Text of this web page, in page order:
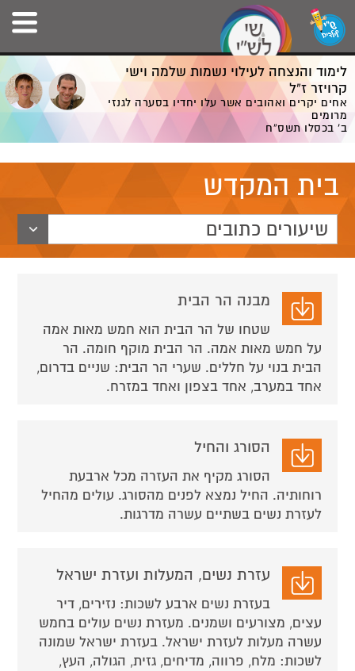
לימוד והנצחה לעילוי נשמות שלמה וישי
קרויזר ז”ל
אחים יקרים ואהובים אשר עלו יחדיו בסערה לגנזי
מרומים
ב' בכסלו תשס”ח
בית המקדש
שיעורים כתובים
מבנה הר הבית
שטחו של הר הבית הוא חמש מאות אמה
על חמש מאות אמה. הר הבית מוקף חומה. הר
הבית בנוי על חללים. שערי הר הבית: שניים בדרום,
אחד במערב, אחד בצפון ואחד במזרח.
הסורג והחיל
הסורג מקיף את העזרה מכל ארבעת
רוחותיה. החיל נמצא לפנים מהסורג. עולים מהחיל
לעזרת נשים בשתיים עשרה מדרגות.
עזרת נשים, המעלות ועזרת ישראל
בעזרת נשים ארבע לשכות: נזירים, דיר
עצים, מצורעים ושמנים. מעזרת נשים עולים בחמש
עשרה מעלות לעזרת ישראל. בעזרת ישראל שמונה
לשכות: מלח, פרווה, מדיחים, גזית, הגולה, העץ,